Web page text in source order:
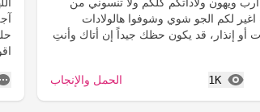
لكم الجو شوي وشوفوا هالولادات
أو إنذار، قد يكون حظك جيداً إن أتاك وأنتِ
1K
المشاهدات الحمل والإنجاب